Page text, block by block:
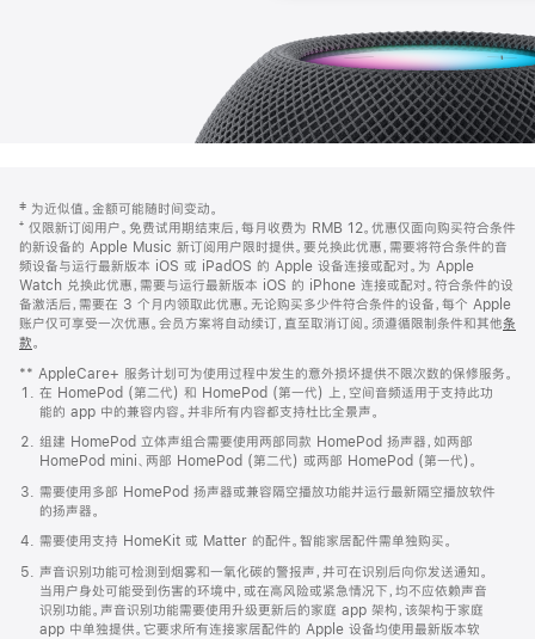
页
页
脚
注
‡ 为近似值。金额可能随时间变动。
⁺ 仅限新订阅用户。免费试用期结束后，每月收费为 RMB 12。优惠仅面向购买符合条件
的新设备的 Apple Music 新订阅用户限时提供。要兑换此优惠，需要将符合条件的音
频设备与运行最新版本 iOS 或 iPadOS 的 Apple 设备连接或配对。为 Apple
Watch 兑换此优惠，需要与运行最新版本 iOS 的 iPhone 连接或配对。符合条件的设
备激活后，需要在 3 个月内领取此优惠。无论购买多少件符合条件的设备，每个 Apple
账户仅可享受一次优惠。会员方案将自动续订，直至取消订阅。须遵循限制条件和其他条
款。
窗
口
中
打
开)
** AppleCare+ 服务计划可为使用过程中发生的意外损坏提供不限次数的保修服务。
在 HomePod (第二代) 和 HomePod (第一代) 上，空间音频适用于支持此功
能的 app 中的兼容内容。并非所有内容都支持杜比全景声。
组建 HomePod 立体声组合需要使用两部同款 HomePod 扬声器，如两部
HomePod mini、两部 HomePod (第二代) 或两部 HomePod (第一代)。
需要使用多部 HomePod 扬声器或兼容隔空播放功能并运行最新隔空播放软件
的扬声器。
需要使用支持 HomeKit 或 Matter 的配件。智能家居配件需单独购买。
声音识别功能可检测到烟雾和一氧化碳的警报声，并可在识别后向你发送通知。
当用户身处可能受到伤害的环境中，或在高风险或紧急情况下，均不应依赖声音
识别功能。声音识别功能需要使用升级更新后的家庭 app 架构，该架构于家庭
app 中单独提供。它要求所有连接家居配件的 Apple 设备均使用最新版本软